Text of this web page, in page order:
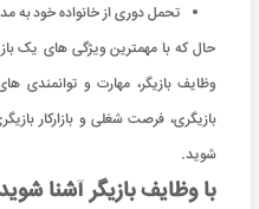
تحمل دوری از خانواده خود به
حال که با مهمترین ویژگی های یک
وظایف بازیگر، مهارت و توانمندی
بازیگری، فرصت شغلی و بازارکار
شوید.
با وظایف بازیگر آشنا